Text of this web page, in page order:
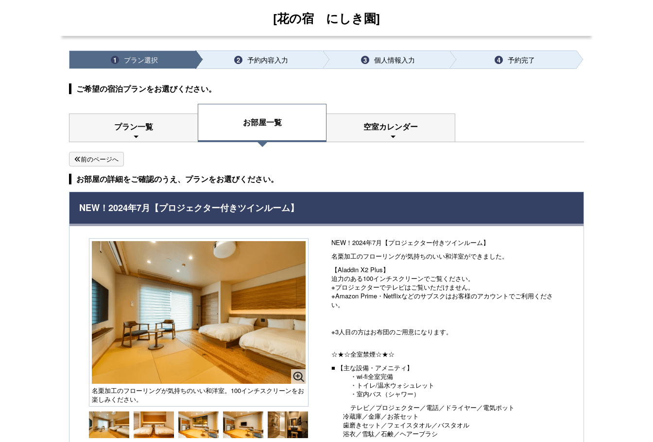
[花の宿 にしき園]
1 プラン選択 2 予約内容入力 3 個人情報入力 4 予約完了
ご希望の宿泊プランをお選びください。
プラン一覧 お部屋一覧 空室カレンダー
前のページへ
お部屋の詳細をご確認のうえ、プランをお選びください。
NEW！2024年7月【プロジェクター付きツインルーム】
名栗加工のフローリングが気持ちのいい和洋室。100インチスクリーンをお
楽しみください。
NEW！2024年7月【プロジェクター付きツインルーム】
名栗加工のフローリングが気持ちのいい和洋室ができました。
【Aladdin X2 Plus】
迫力のある100インチスクリーンでご覧ください。
※プロジェクターでテレビはご覧いただけません。
※Amazon Prime・Netflixなどのサブスクはお客様のアカウントでご利用くださ
い。
※3人目の方はお布団のご用意になります。
☆★☆全室禁煙☆★☆
■ 【主な設備・アメニティ】
・wi-fi全室完備
・トイレ/温水ウォシュレット
・室内バス（シャワー）
テレビ／プロジェクター／電話／ドライヤー／電気ポット
冷蔵庫／金庫／お茶セット
歯磨きセット／フェイスタオル／バスタオル
浴衣／雪駄／石鹸／ヘアーブラシ